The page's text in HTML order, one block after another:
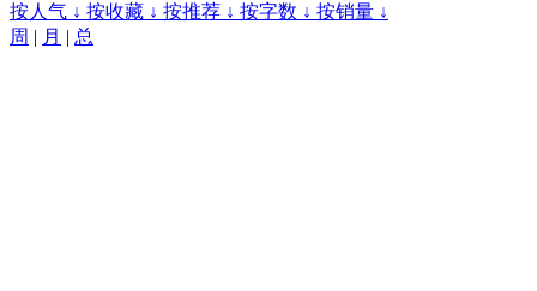
按人气 ↓ 按收藏 ↓ 按推荐 ↓ 按字数 ↓ 按销量 ↓
周 | 月 | 总